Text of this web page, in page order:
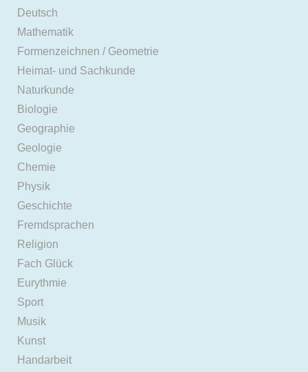
Deutsch
Mathematik
Formenzeichnen / Geometrie
Heimat- und Sachkunde
Naturkunde
Biologie
Geographie
Geologie
Chemie
Physik
Geschichte
Fremdsprachen
Religion
Fach Glück
Eurythmie
Sport
Musik
Kunst
Handarbeit